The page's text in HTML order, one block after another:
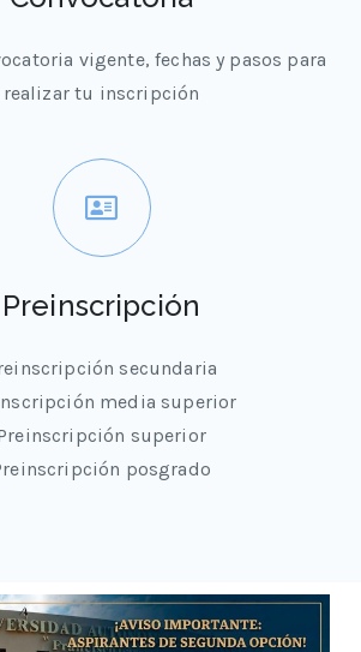
vigente, fechas y pasos para
realizar tu inscripción
Preinscripción
secundaria
media superior
superior
posgrado